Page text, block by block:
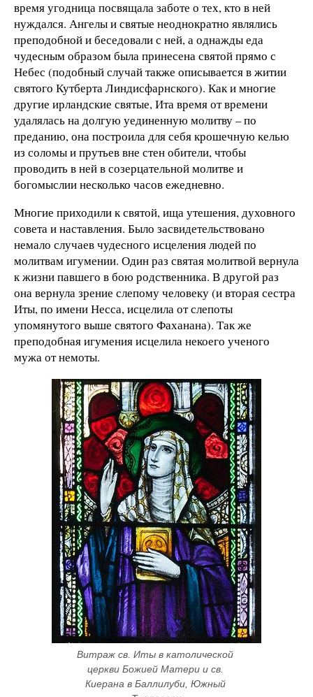
время угодница посвящала заботе о тех, кто в ней
нуждался. Ангелы и святые неоднократно являлись
преподобной и беседовали с ней, а однажды еда
чудесным образом была принесена святой прямо с
Небес (подобный случай также описывается в житии
святого Кутберта Линдисфарнского). Как и многие
другие ирландские святые, Ита время от времени
удалялась на долгую уединенную молитву – по
преданию, она построила для себя крошечную келью
из соломы и прутьев вне стен обители, чтобы
проводить в ней в созерцательной молитве и
богомыслии несколько часов ежедневно.
Многие приходили к святой, ища утешения, духовного
совета и наставления. Было засвидетельствовано
немало случаев чудесного исцеления людей по
молитвам игумении. Один раз святая молитвой вернула
к жизни павшего в бою родственника. В другой раз
она вернула зрение слепому человеку (и вторая сестра
Иты, по имени Несса, исцелила от слепоты
упомянутого выше святого Фаханана). Так же
преподобная игумения исцелила некоего ученого
мужа от немоты.
Витраж св. Иты в католической
церкви Божией Матери и св.
Киерана в Баллилуби, Южный